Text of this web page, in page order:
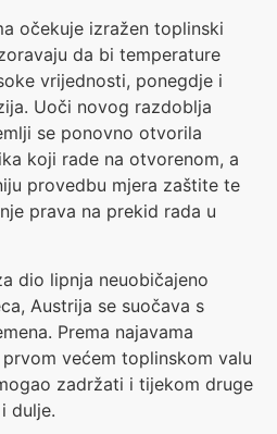
očekuje izražen toplinski
da bi temperature
vrijednosti, ponegdje i
Uoči novog razdoblja
se ponovno otvorila
koji rade na otvorenom, a
provedbu mjera zaštite te
prava na prekid rada u
dio lipnja neuobičajeno
Austrija se suočava s
Prema najavama
većem toplinskom valu
zadržati i tijekom druge
dulje.